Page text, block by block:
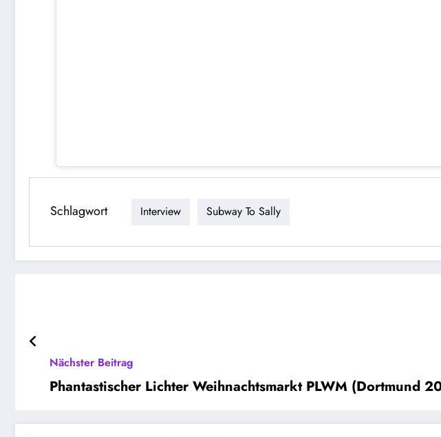
Schlagwort Interview Subway To Sally
Nächster Beitrag
Phantastischer Lichter Weihnachtsmarkt PLWM (Dortmund